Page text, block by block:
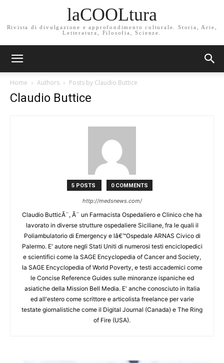
laCOOLtura
Rivista di divulgazione e approfondimento culturale. Storia, Arte,
Letteratura, Filosofia, Scienze.
Home Authors Posts by Claudio Buttice
Claudio Buttice
5 POSTS 0 COMMENTS
http://medsnews.com/
Claudio ButticÃ¨, Ã¨ un Farmacista Ospedaliero e Clinico che ha
lavorato in diverse strutture ospedaliere Siciliane, fra le quali il
Poliambulatorio di Emergency e lâ€™Ospedale ARNAS Civico di
Palermo. E' autore negli Stati Uniti di numerosi testi enciclopedici
e scientifici come la SAGE Encyclopedia of Cancer and Society,
la SAGE Encyclopedia of World Poverty, e testi accademici come
le Concise Reference Guides sulle minoranze ispaniche ed
asiatiche della Mission Bell Media. E' anche conosciuto in Italia
ed all'estero come scrittore e articolista freelance per varie
testate giornalistiche come il Digital Journal (Canada) e The Ring
of Fire (USA).